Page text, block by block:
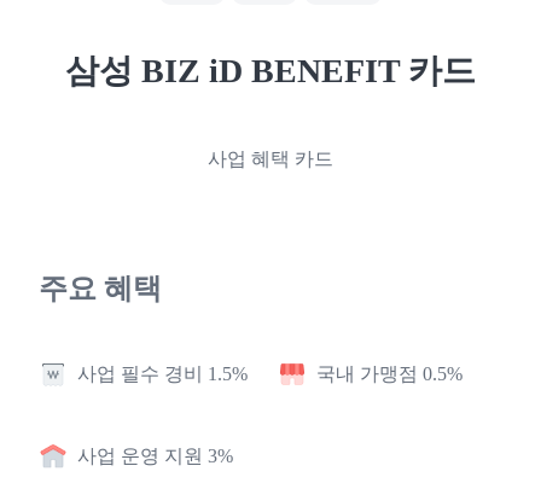
삼성 BIZ iD BENEFIT 카드
사업 혜택 카드
주요 혜택
사업 필수 경비 1.5% 국내 가맹점 0.5%
사업 운영 지원 3%